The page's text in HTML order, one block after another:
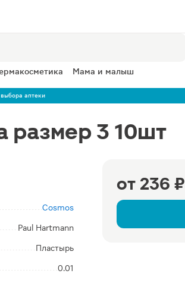
Мама и малыш
аптеки
размер 3 10шт
от 236 ₽
Cosmos
Paul Hartmann
Пластырь
0.01